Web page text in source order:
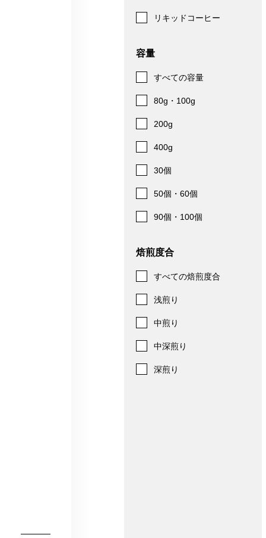
リキッドコーヒー
容量
すべての容量
80g・100g
200g
400g
30個
50個・60個
90個・100個
焙煎度合
すべての焙煎度合
浅煎り
中煎り
中深煎り
深煎り